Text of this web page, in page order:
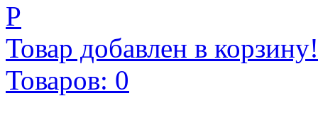
Р
Товар добавлен в корзину!
Товаров: 0